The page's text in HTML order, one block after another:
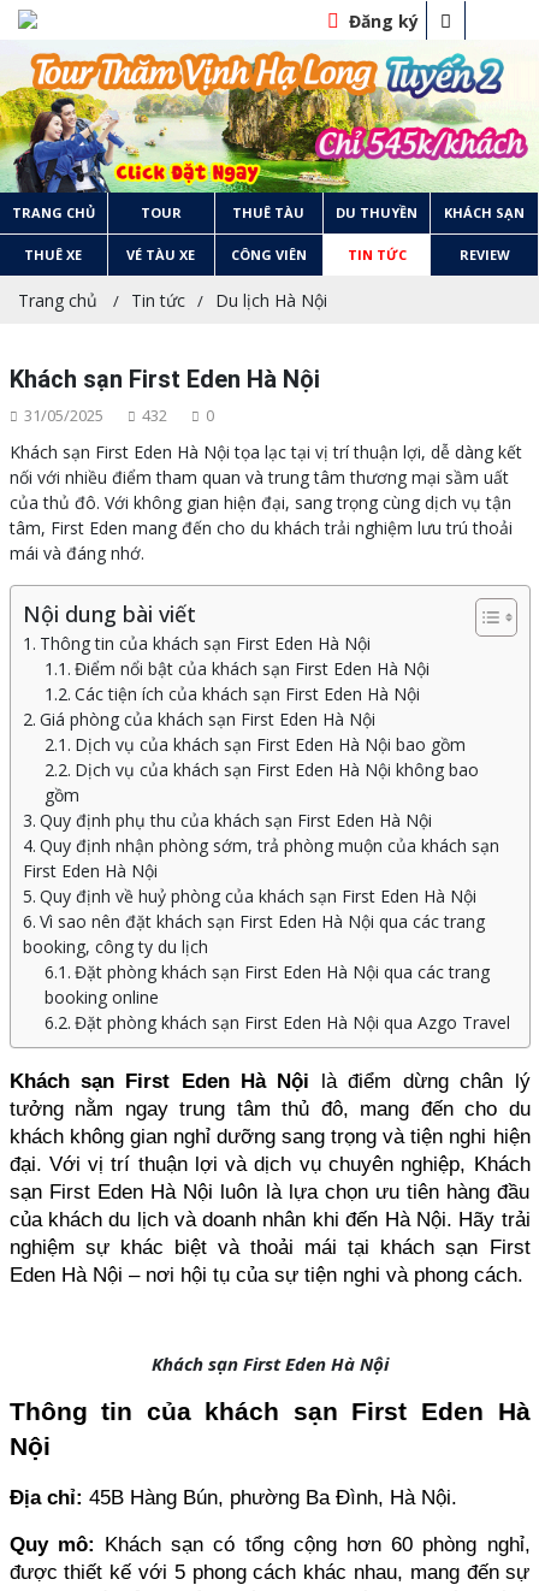
Đăng ký
TRANG CHỦ TOUR THUÊ TÀU DU THUYỀN KHÁCH SẠN
THUÊ XE VÉ TÀU XE CÔNG VIÊN TIN TỨC REVIEW
Trang chủ Tin tức Du lịch Hà Nội
Khách sạn First Eden Hà Nội
31/05/2025 432 0
Khách sạn First Eden Hà Nội tọa lạc tại vị trí thuận lợi, dễ dàng kết
nối với nhiều điểm tham quan và trung tâm thương mại sầm uất
của thủ đô. Với không gian hiện đại, sang trọng cùng dịch vụ tận
tâm, First Eden mang đến cho du khách trải nghiệm lưu trú thoải
mái và đáng nhớ.
Nội dung bài viết
Thông tin của khách sạn First Eden Hà Nội
Điểm nổi bật của khách sạn First Eden Hà Nội
Các tiện ích của khách sạn First Eden Hà Nội
Giá phòng của khách sạn First Eden Hà Nội
Dịch vụ của khách sạn First Eden Hà Nội bao gồm
Dịch vụ của khách sạn First Eden Hà Nội không bao
gồm
Quy định phụ thu của khách sạn First Eden Hà Nội
Quy định nhận phòng sớm, trả phòng muộn của khách sạn
First Eden Hà Nội
Quy định về huỷ phòng của khách sạn First Eden Hà Nội
Vì sao nên đặt khách sạn First Eden Hà Nội qua các trang
booking, công ty du lịch
Đặt phòng khách sạn First Eden Hà Nội qua các trang
booking online
Đặt phòng khách sạn First Eden Hà Nội qua Azgo Travel
Khách sạn First Eden Hà Nội là điểm dừng chân lý
tưởng nằm ngay trung tâm thủ đô, mang đến cho du
khách không gian nghỉ dưỡng sang trọng và tiện nghi hiện
đại. Với vị trí thuận lợi và dịch vụ chuyên nghiệp, Khách
sạn First Eden Hà Nội luôn là lựa chọn ưu tiên hàng đầu
của khách du lịch và doanh nhân khi đến Hà Nội. Hãy trải
nghiệm sự khác biệt và thoải mái tại khách sạn First
Eden Hà Nội – nơi hội tụ của sự tiện nghi và phong cách.
Khách sạn First Eden Hà Nội
Thông tin của khách sạn First Eden Hà
Nội
Địa chỉ: 45B Hàng Bún, phường Ba Đình, Hà Nội.
Quy mô: Khách sạn có tổng cộng hơn 60 phòng nghỉ,
được thiết kế với 5 phong cách khác nhau, mang đến sự